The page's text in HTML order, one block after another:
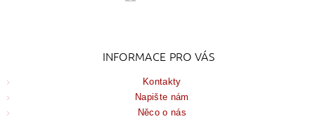
INFORMACE PRO VÁS
Kontakty
Napište nám
Něco o nás